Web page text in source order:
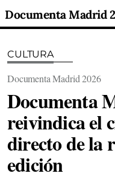
CULTURA
Documenta Madrid 2026
Documenta
reivindica el
directo de la
edición